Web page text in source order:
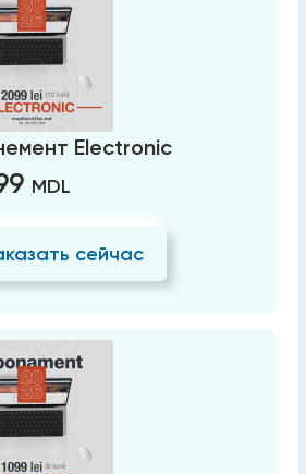
Electronic
MDL
сейчас